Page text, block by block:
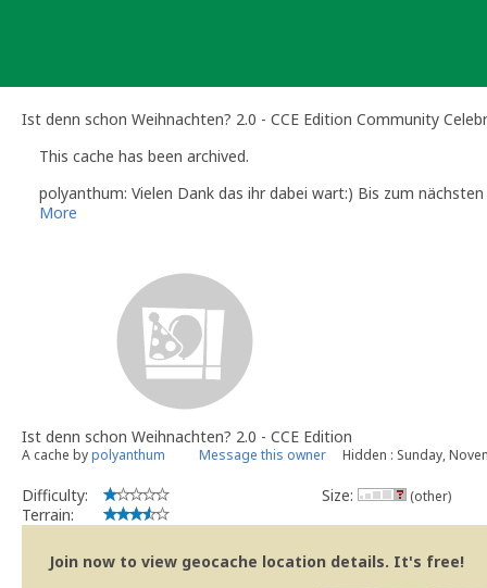
Ist denn schon Weihnachten? 2.0 - CCE Edition Community
This cache has been archived.
polyanthum: Vielen Dank das ihr dabei wart:) Bis zum
More
Ist denn schon Weihnachten? 2.0 - CCE Edition
A cache bypolyanthum Message this owner Hidden : Sunday,
Difficulty:
Terrain:
Size: (other)
Join now to view geocache location details. It's free!